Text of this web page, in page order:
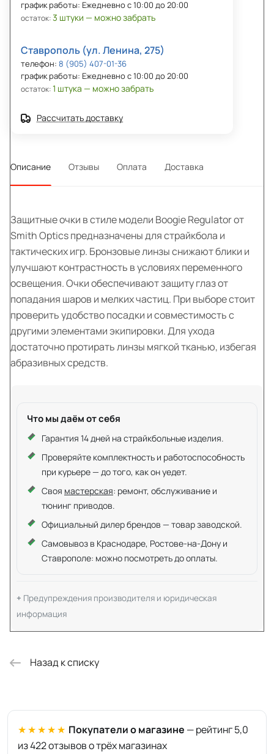
график работы: Ежедневно с 10:00 до 20:00
остаток:3 штуки — можно забрать
Ставрополь (ул. Ленина, 275)
телефон: 8 (905) 407-01-36
график работы: Ежедневно с 10:00 до 20:00
остаток:1 штука — можно забрать
Рассчитать доставку
Описание Отзывы Оплата Доставка
Защитные очки в стиле модели Boogie Regulator от
Smith Optics предназначены для страйкбола и
тактических игр. Бронзовые линзы снижают блики и
улучшают контрастность в условиях переменного
освещения. Очки обеспечивают защиту глаз от
попадания шаров и мелких частиц. При выборе стоит
проверить удобство посадки и совместимость с
другими элементами экипировки. Для ухода
достаточно протирать линзы мягкой тканью, избегая
абразивных средств.
Что мы даём от себя
Гарантия 14 дней на страйкбольные изделия.
Проверяйте комплектность и работоспособность
при курьере — до того, как он уедет.
Своя мастерская: ремонт, обслуживание и
тюнинг приводов.
Официальный дилер брендов — товар заводской.
Самовывоз в Краснодаре, Ростове-на-Дону и
Ставрополе: можно посмотреть до оплаты.
Предупреждения производителя и юридическая
информация
Назад к списку
★★★★★ Покупатели о магазине — рейтинг 5,0
из 422 отзывов о трёх магазинах